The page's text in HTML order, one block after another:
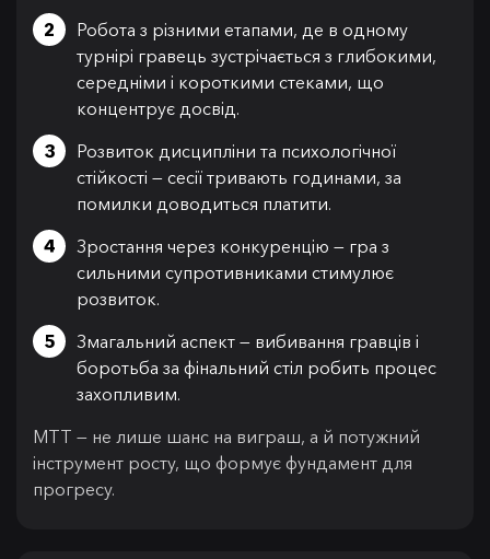
Робота з різними етапами, де в одному
турнірі гравець зустрічається з глибокими,
середніми і короткими стеками, що
концентрує досвід.
Розвиток дисципліни та психологічної
стійкості — сесії тривають годинами, за
помилки доводиться платити.
Зростання через конкуренцію — гра з
сильними супротивниками стимулює
розвиток.
Змагальний аспект — вибивання гравців і
боротьба за фінальний стіл робить процес
захопливим.
MTT — не лише шанс на виграш, а й потужний
інструмент росту, що формує фундамент для
прогресу.